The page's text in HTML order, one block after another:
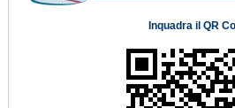
Inquadra il QR